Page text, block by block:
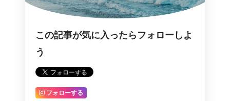
この記事が気に入ったらフォローしよ
う
フォローする